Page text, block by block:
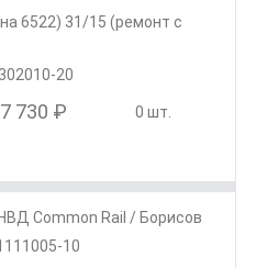
6522) 31/15 (ремонт с
20
730 ₽ 0 шт.
Common Rail / Борисов
10